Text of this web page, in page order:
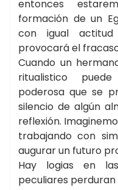
entonces
formación de un
con igual
provocará el
Cuando un
ritualistico
poderosa que se
silencio de algún
reflexión.
trabajando con
augurar un futuro
Hay logias en
peculiares perduran